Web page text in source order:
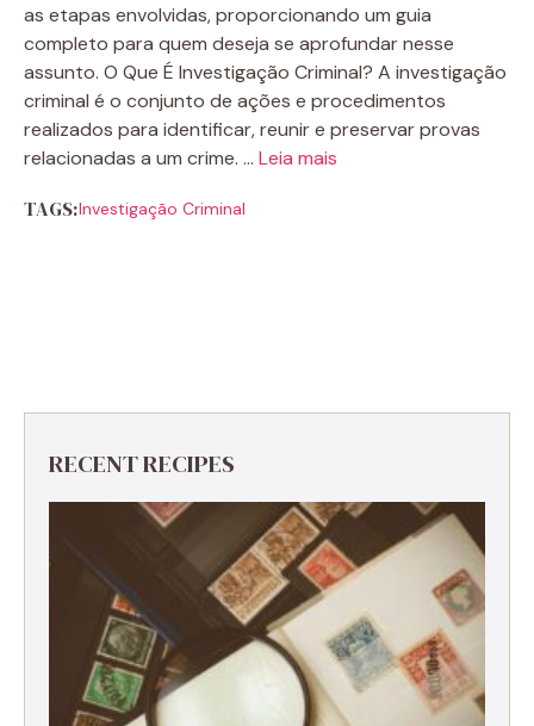
as etapas envolvidas, proporcionando um guia
completo para quem deseja se aprofundar nesse
assunto. O Que É Investigação Criminal? A investigação
criminal é o conjunto de ações e procedimentos
realizados para identificar, reunir e preservar provas
relacionadas a um crime. … Leia mais
TAGS:Investigação Criminal
RECENT RECIPES